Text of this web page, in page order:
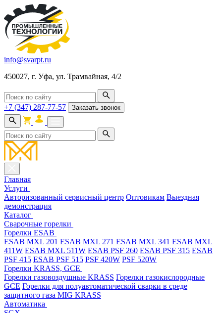
info@svarpt.ru
450027, г. Уфа, ул. Трамвайная, 4/2
+7 (347) 287-77-57 Заказать звонок
Главная
Услуги
Авторизованный сервисный центр Оптовикам Выездная
демонстрация
Каталог
Cварочные горелки
Горелки ESAB
ESAB MXL 201 ESAB MXL 271 ESAB MXL 341 ESAB MXL
411W ESAB MXL 511W ESAB PSF 260 ESAB PSF 315 ESAB
PSF 415 ESAB PSF 515 PSF 420W PSF 520W
Горелки KRASS, GCE
Горелки газовоздушные KRASS Горелки газокислородные
GCE Горелки для полуавтоматической сварки в среде
защитного газа MIG KRASS
Автоматика